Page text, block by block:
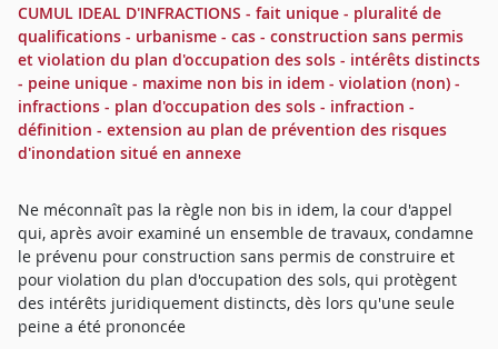
CUMUL IDEAL D'INFRACTIONS - fait unique - pluralité de
qualifications - urbanisme - cas - construction sans permis
et violation du plan d'occupation des sols - intérêts distincts
- peine unique - maxime non bis in idem - violation (non) -
infractions - plan d'occupation des sols - infraction -
définition - extension au plan de prévention des risques
d'inondation situé en annexe
Ne méconnaît pas la règle non bis in idem, la cour d'appel
qui, après avoir examiné un ensemble de travaux, condamne
le prévenu pour construction sans permis de construire et
pour violation du plan d'occupation des sols, qui protègent
des intérêts juridiquement distincts, dès lors qu'une seule
peine a été prononcée